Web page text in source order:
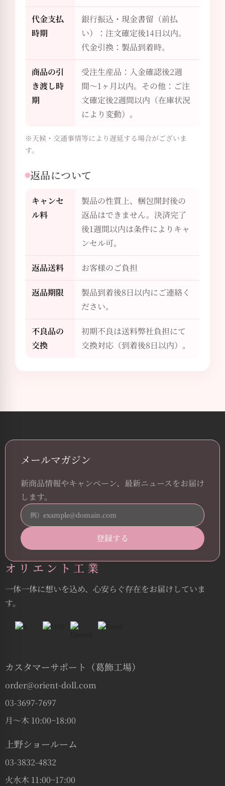
代金支払
時期
銀行振込・現金書留（前払
い）：注文確定後14日以内。
代金引換：製品到着時。
商品の引
き渡し時
期
受注生産品：入金確認後2週
間〜1ヶ月以内。その他：ご注
文確定後2週間以内（在庫状況
により変動）。
※天候・交通事情等により遅延する場合がございま
す。
返品について
キャンセ
ル料
製品の性質上、梱包開封後の
返品はできません。決済完了
後1週間以内は条件によりキャ
ンセル可。
返品送料 お客様のご負担
返品期限
製品到着後8日以内にご連絡く
ださい。
不良品の
交換
初期不良は送料弊社負担にて
交換対応（到着後8日以内）。
メールマガジン
新商品情報やキャンペーン、最新ニュースをお届け
します。
オリエント工業
一体一体に想いを込め、心安らぐ存在をお届けしていま
す。
カスタマーサポート（葛飾工場）
order@orient-doll.com
03-3697-7697
月〜木 10:00~18:00
上野ショールーム
03-3832-4832
火水木 11:00~17:00